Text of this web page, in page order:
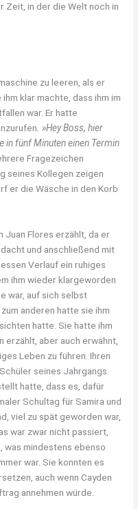
Zeit, in der die Welt noch in
zu leeren, als er
klar machte, dass ihm im
war. Er hatte
. »Hey Boss, hier
in fünf Minuten einen Termin
Fragezeichen
seines Kollegen zeigen
er die Wäsche in den Korb
Juan Flores erzählt, da er
und anschließend mit
Verlauf ein ruhiges
ihm wieder klargeworden
war, auf sich selbst
anderen hatte sie ihm
hatte. Sie hatte ihm
aber auch erwähnt,
Leben zu führen. Ihren
seines Jahrgangs.
hatte, dass es, dafür
Schultag für Samira und
viel zu spät geworden war,
war zwar nicht passiert,
was mindestens ebenso
war. Sie konnten es
auch wenn Cayden
annehmen würde.